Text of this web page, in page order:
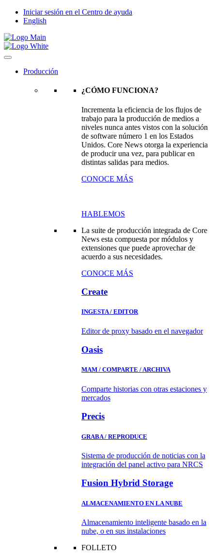
Iniciar sesión en el Centro de ayuda
English
Producción
¿CÓMO FUNCIONA?
Incrementa la eficiencia de los flujos de
trabajo para la producción de medios a
niveles nunca antes vistos con la solución
de software número 1 en los Estados
Unidos. Core News otorga la experiencia
de producir una vez, para publicar en
distintas salidas para medios.
CONOCE MÁS
HABLEMOS
La suite de producción integrada de Core
News esta compuesta por módulos y
extensiones que puede aprovechar de
acuerdo a sus necesidades.
CONOCE MÁS
Create
INGESTA / EDITOR
Editor de proxy basado en el navegador
Oasis
MAM / COMPARTE / ARCHIVA
Comparte historias con otras estaciones y
mercados
Precis
GRABA / REPRODUCE
Sistema de producción de noticias con la
integración del panel activo para NRCS
Fusion Hybrid Storage
ALMACENAMIENTO EN LA NUBE
Almacenamiento inteligente basado en la
nube, o en sus instalaciones
FOLLETO